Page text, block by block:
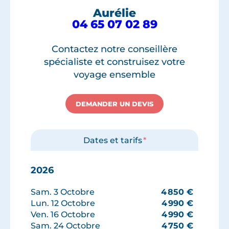
Aurélie
04 65 07 02 89
Contactez notre conseillère
spécialiste et construisez votre
voyage ensemble
DEMANDER UN DEVIS
Dates et tarifs*
2026
Sam. 3 Octobre 4 850 €
Lun. 12 Octobre
4 990 €
Ven. 16 Octobre
4 990 €
Sam. 24 Octobre
4 750 €